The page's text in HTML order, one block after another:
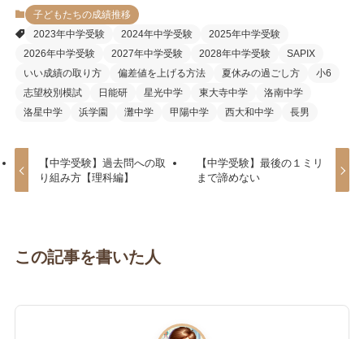
子どもたちの成績推移
2023年中学受験
2024年中学受験
2025年中学受験
2026年中学受験
2027年中学受験 2028年中学受験
SAPIX
いい成績の取り方
偏差値を上げる方法 夏休みの過ごし方
小6
志望校別模試
日能研 星光中学 東大寺中学
洛南中学
洛星中学
浜学園 灘中学 甲陽中学 西大和中学 長男
【中学受験】過去問への取
り組み方【理科編】
【中学受験】最後の１ミリ
まで諦めない
この記事を書いた人